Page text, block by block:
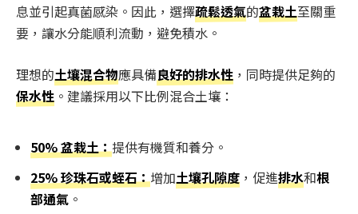
息並引起真菌感染。因此，選擇疏鬆透氣的盆栽土至關重
要，讓水分能順利流動，避免積水。
理想的土壤混合物應具備良好的排水性 ，同時提供足夠的
保水性 。建議採用以下比例混合土壤：
50% 盆栽土：提供有機質和養分。
25% 珍珠石或蛭石：增加土壤孔隙度 ，促進排水和根
部通氣 。